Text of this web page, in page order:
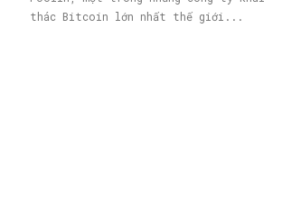
thác Bitcoin lớn nhất thế giới...